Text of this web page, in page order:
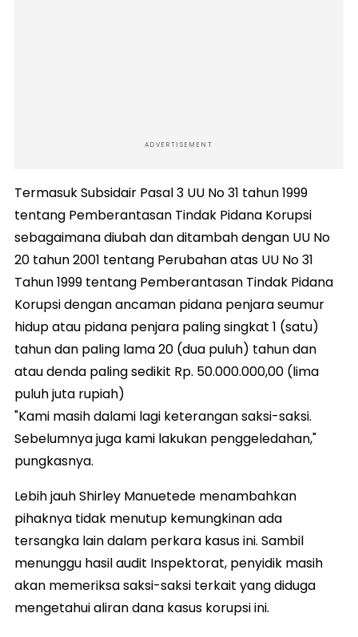
ADVERTISEMENT
Termasuk Subsidair Pasal 3 UU No 31 tahun 1999
tentang Pemberantasan Tindak Pidana Korupsi
sebagaimana diubah dan ditambah dengan UU No
20 tahun 2001 tentang Perubahan atas UU No 31
Tahun 1999 tentang Pemberantasan Tindak Pidana
Korupsi dengan ancaman pidana penjara seumur
hidup atau pidana penjara paling singkat 1 (satu)
tahun dan paling lama 20 (dua puluh) tahun dan
atau denda paling sedikit Rp. 50.000.000,00 (lima
puluh juta rupiah)
"Kami masih dalami lagi keterangan saksi-saksi.
Sebelumnya juga kami lakukan penggeledahan,"
pungkasnya.
Lebih jauh Shirley Manuetede menambahkan
pihaknya tidak menutup kemungkinan ada
tersangka lain dalam perkara kasus ini. Sambil
menunggu hasil audit Inspektorat, penyidik masih
akan memeriksa saksi-saksi terkait yang diduga
mengetahui aliran dana kasus korupsi ini.